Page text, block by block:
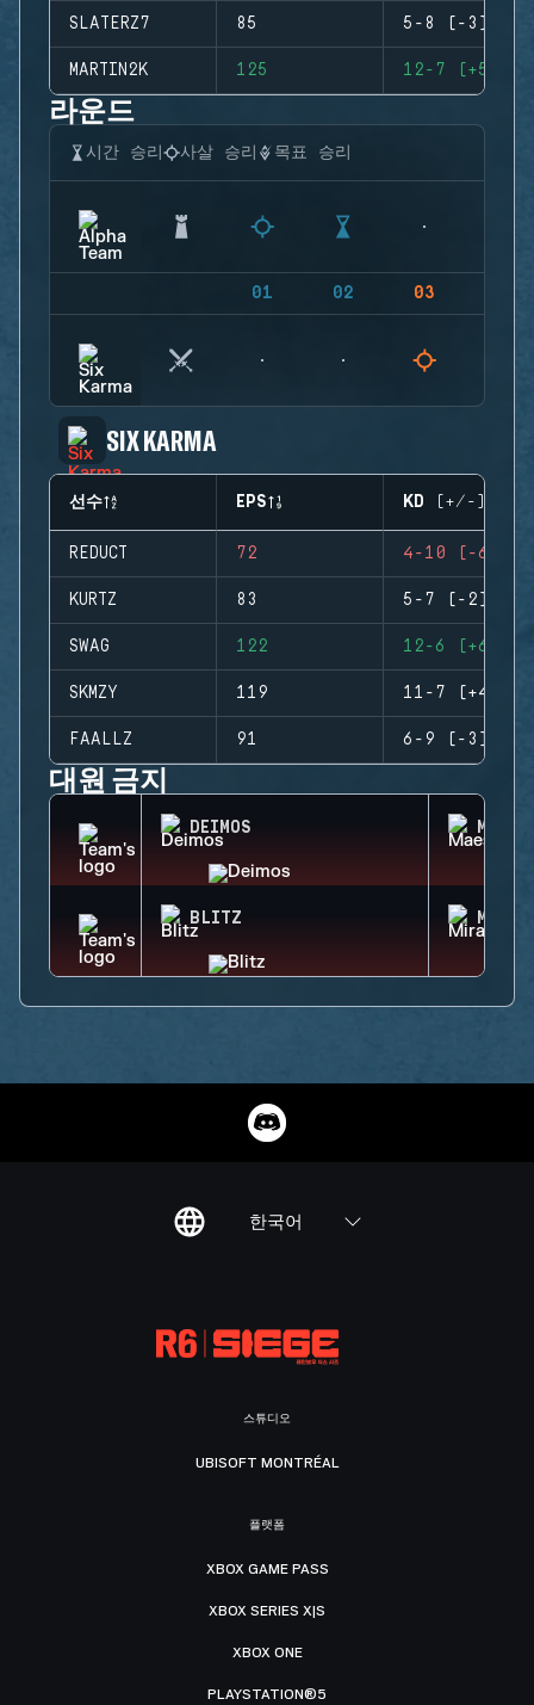
SLATERZ7 85 5-8 (-3)
MARTIN2K 125 12-7 (+5)
라운드
시간 승리 사살 승리 목표 승리
01 02 03
SIX KARMA
선수 EPS KD (+/-)
REDUCT 72 4-10 (-6)
KURTZ 83 5-7 (-2)
SWAG 122 12-6 (+6)
SKMZY 119 11-7 (+4)
FAALLZ 91 6-9 (-3)
대원 금지
DEIMOS
BLITZ MIRA
한국어
스튜디오
UBISOFT MONTRÉAL
플랫폼
XBOX GAME PASS
XBOX SERIES X|S
XBOX ONE
PLAYSTATION®5